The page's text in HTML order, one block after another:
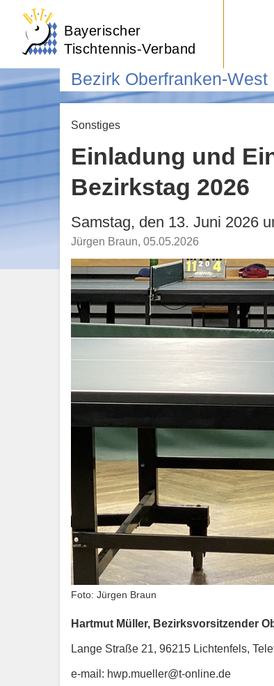
Bayerischer
Tischtennis-Verband
Bezirk Oberfranken-West
Sonstiges
Einladung und
Bezirkstag 2026
Samstag, den 13. Juni 2026
Jürgen Braun, 05.05.2026
Foto: Jürgen Braun
Hartmut Müller, Bezirksvorsitzender
Lange Straße 21, 96215 Lichtenfels,
e-mail: hwp.mueller@t-online.de